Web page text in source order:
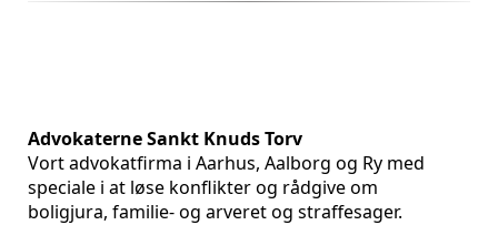
Advokaterne Sankt Knuds Torv
Vort advokatfirma i Aarhus, Aalborg og Ry med
speciale i at løse konflikter og rådgive om
boligjura, familie- og arveret og straffesager.